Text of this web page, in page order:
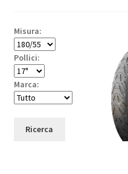
Misura:
Pollici:
Marca:
Ricerca